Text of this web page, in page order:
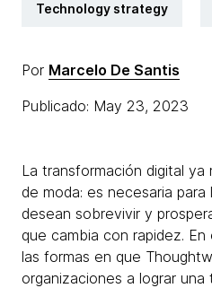
Technology strategy
Por Marcelo De Santis
Publicado: May 23, 2023
La transformación digital ya
de moda: es necesaria
desean sobrevivir y
que cambia con rapidez.
las formas en que
organizaciones a lograr una